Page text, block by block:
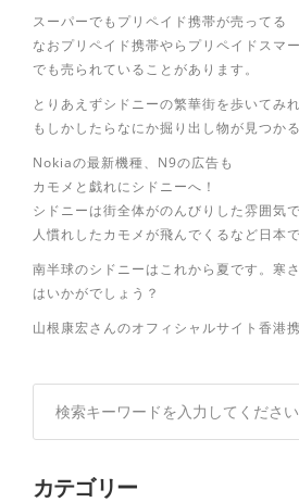
スーパーでもプリペイド携帯が売ってる
なおプリペイド携帯やらプリペイドスマ
でも売られていることがあります。
とりあえずシドニーの繁華街を歩いてみ
もしかしたらなにか掘り出し物が見つかる
Nokiaの最新機種、N9の広告も
カモメと戯れにシドニーへ！
シドニーは街全体がのんびりした雰囲気
人慣れしたカモメが飛んでくるなど日本
南半球のシドニーはこれから夏です。寒
はいかがでしょう？
山根康宏さんのオフィシャルサイト香港
カテゴリー